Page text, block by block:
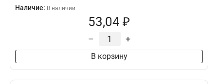
Наличие: В наличии
53,04 ₽
– +
В корзину